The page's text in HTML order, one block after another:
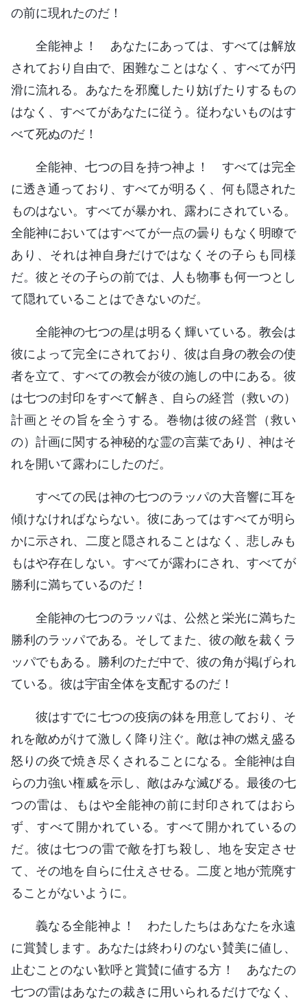
の前に現れたのだ！
全能神よ！ あなたにあっては、すべては解放
されており自由で、困難なことはなく、すべてが円
滑に流れる。あなたを邪魔したり妨げたりするもの
はなく、すべてがあなたに従う。従わないものはす
べて死ぬのだ！
全能神、七つの目を持つ神よ！ すべては完全
に透き通っており、すべてが明るく、何も隠された
ものはない。すべてが暴かれ、露わにされている。
全能神においてはすべてが一点の曇りもなく明瞭で
あり、それは神自身だけではなくその子らも同様
だ。彼とその子らの前では、人も物事も何一つとし
て隠れていることはできないのだ。
全能神の七つの星は明るく輝いている。教会は
彼によって完全にされており、彼は自身の教会の使
者を立て、すべての教会が彼の施しの中にある。彼
は七つの封印をすべて解き、自らの経営（救いの）
計画とその旨を全うする。巻物は彼の経営（救い
の）計画に関する神秘的な霊の言葉であり、神はそ
れを開いて露わにしたのだ。
すべての民は神の七つのラッパの大音響に耳を
傾けなければならない。彼にあってはすべてが明ら
かに示され、二度と隠されることはなく、悲しみも
もはや存在しない。すべてが露わにされ、すべてが
勝利に満ちているのだ！
全能神の七つのラッパは、公然と栄光に満ちた
勝利のラッパである。そしてまた、彼の敵を裁くラ
ッパでもある。勝利のただ中で、彼の角が掲げられ
ている。彼は宇宙全体を支配するのだ！
彼はすでに七つの疫病の鉢を用意しており、そ
れを敵めがけて激しく降り注ぐ。敵は神の燃え盛る
怒りの炎で焼き尽くされることになる。全能神は自
らの力強い権威を示し、敵はみな滅びる。最後の七
つの雷は、もはや全能神の前に封印されてはおら
ず、すべて開かれている。すべて開かれているの
だ。彼は七つの雷で敵を打ち殺し、地を安定させ
て、その地を自らに仕えさせる。二度と地が荒廃す
ることがないように。
義なる全能神よ！ わたしたちはあなたを永遠
に賞賛します。あなたは終わりのない賛美に値し、
止むことのない歓呼と賞賛に値する方！ あなたの
七つの雷はあなたの裁きに用いられるだけでなく、